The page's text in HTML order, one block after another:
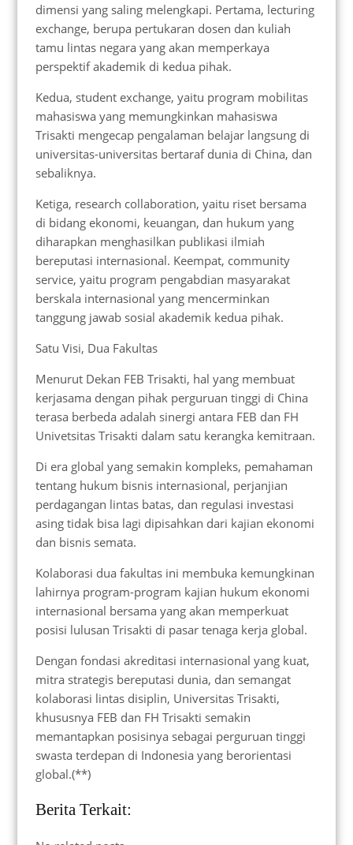
dimensi yang saling melengkapi. Pertama, lecturing
exchange, berupa pertukaran dosen dan kuliah
tamu lintas negara yang akan memperkaya
perspektif akademik di kedua pihak.
Kedua, student exchange, yaitu program mobilitas
mahasiswa yang memungkinkan mahasiswa
Trisakti mengecap pengalaman belajar langsung di
universitas-universitas bertaraf dunia di China, dan
sebaliknya.
Ketiga, research collaboration, yaitu riset bersama
di bidang ekonomi, keuangan, dan hukum yang
diharapkan menghasilkan publikasi ilmiah
bereputasi internasional. Keempat, community
service, yaitu program pengabdian masyarakat
berskala internasional yang mencerminkan
tanggung jawab sosial akademik kedua pihak.
Satu Visi, Dua Fakultas
Menurut Dekan FEB Trisakti, hal yang membuat
kerjasama dengan pihak perguruan tinggi di China
terasa berbeda adalah sinergi antara FEB dan FH
Univetsitas Trisakti dalam satu kerangka kemitraan.
Di era global yang semakin kompleks, pemahaman
tentang hukum bisnis internasional, perjanjian
perdagangan lintas batas, dan regulasi investasi
asing tidak bisa lagi dipisahkan dari kajian ekonomi
dan bisnis semata.
Kolaborasi dua fakultas ini membuka kemungkinan
lahirnya program-program kajian hukum ekonomi
internasional bersama yang akan memperkuat
posisi lulusan Trisakti di pasar tenaga kerja global.
Dengan fondasi akreditasi internasional yang kuat,
mitra strategis bereputasi dunia, dan semangat
kolaborasi lintas disiplin, Universitas Trisakti,
khususnya FEB dan FH Trisakti semakin
memantapkan posisinya sebagai perguruan tinggi
swasta terdepan di Indonesia yang berorientasi
global.(**)
Berita Terkait: